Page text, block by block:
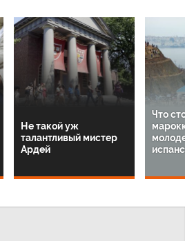
Не такой уж
талантливый мистер
Ардей
Что